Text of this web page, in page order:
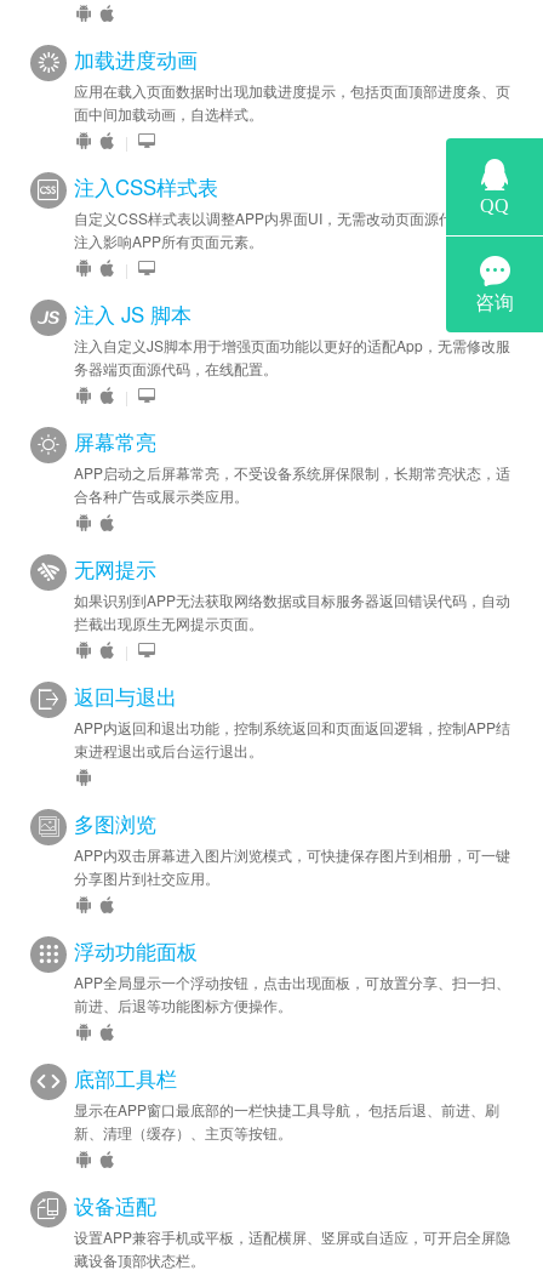
加载进度动画
应用在载入页面数据时出现加载进度提示，包括页面顶部进度条、页
面中间加载动画，自选样式。
|
注入CSS样式表
自定义CSS样式表以调整APP内界面UI，无需改动页面源代码，一键
注入影响APP所有页面元素。
|
注入 JS 脚本
注入自定义JS脚本用于增强页面功能以更好的适配App，无需修改服
务器端页面源代码，在线配置。
|
屏幕常亮
APP启动之后屏幕常亮，不受设备系统屏保限制，长期常亮状态，适
合各种广告或展示类应用。
无网提示
如果识别到APP无法获取网络数据或目标服务器返回错误代码，自动
拦截出现原生无网提示页面。
|
返回与退出
APP内返回和退出功能，控制系统返回和页面返回逻辑，控制APP结
束进程退出或后台运行退出。
多图浏览
APP内双击屏幕进入图片浏览模式，可快捷保存图片到相册，可一键
分享图片到社交应用。
浮动功能面板
APP全局显示一个浮动按钮，点击出现面板，可放置分享、扫一扫、
前进、后退等功能图标方便操作。
底部工具栏
显示在APP窗口最底部的一栏快捷工具导航， 包括后退、前进、刷
新、清理（缓存）、主页等按钮。
设备适配
设置APP兼容手机或平板，适配横屏、竖屏或自适应，可开启全屏隐
藏设备顶部状态栏。